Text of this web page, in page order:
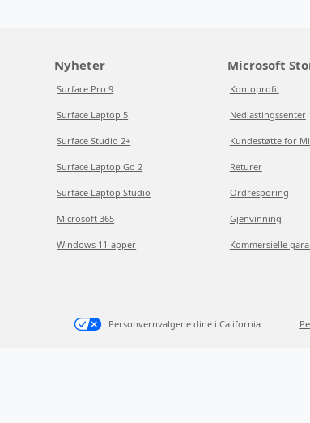
Nyheter
Surface Pro 9
Surface Laptop 5
Surface Studio 2+
Surface Laptop Go 2
Surface Laptop Studio
Microsoft 365
Windows 11-apper
Microsoft
Kontoprofil
Nedlastingssenter
Kundestøtte for
Returer
Ordresporing
Gjenvinning
Kommersielle
Personvernvalgene dine i California